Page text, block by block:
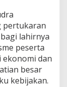
pertukaran
lahirnya
peserta
dan
besar
kebijakan.